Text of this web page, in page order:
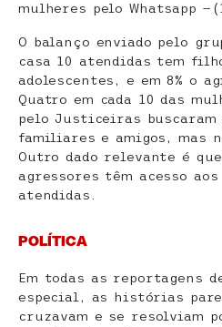
mulheres pelo Whatsapp
O balanço enviado pelo
casa 10 atendidas tem
adolescentes, e em 8% o
Quatro em cada 10 das
pelo Justiceiras buscaram
familiares e amigos, mas
Outro dado relevante é que
agressores têm acesso
atendidas.
POLÍTICA
Em todas as reportagens
especial, as histórias
cruzavam e se resolviam